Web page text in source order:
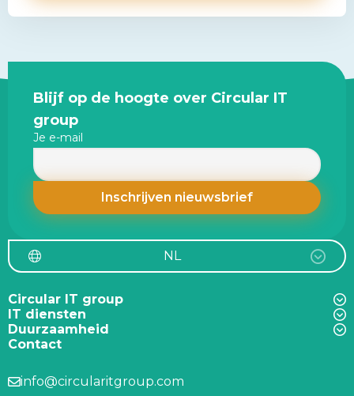
Site
footer
Blijf op de hoogte over Circular IT
group
Je e-mail
NL
Circular IT group
IT diensten
Duurzaamheid
Contact
info@circularitgroup.com